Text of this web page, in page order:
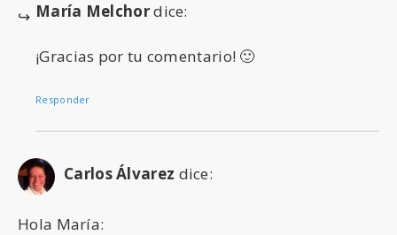
María Melchordice:
¡Gracias por tu comentario! 🙂
Responder
Carlos Álvarez dice:
Hola María: